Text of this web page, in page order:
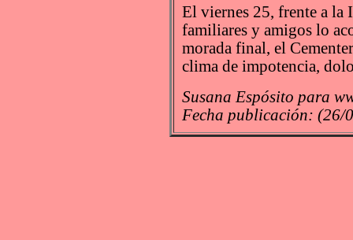
El viernes 25, frente a la
familiares y amigos lo
morada final, el
clima de impotencia,
Susana Espósito para
Fecha publicación: (26/